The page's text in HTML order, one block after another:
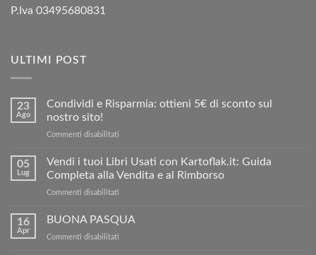
P.Iva 03495680831
ULTIMI POST
23
Ago
Condividi e Risparmia: ottieni 5€ di sconto sul
nostro sito!
Commenti disabilitati
Risparmia:
sconto
05
Lug
Vendi i tuoi Libri Usati con Kartoflak.it: Guida
Completa alla Vendita e al Rimborso
Commenti disabilitati
i
tuoi
16
Apr
BUONA PASQUA
Commenti disabilitati